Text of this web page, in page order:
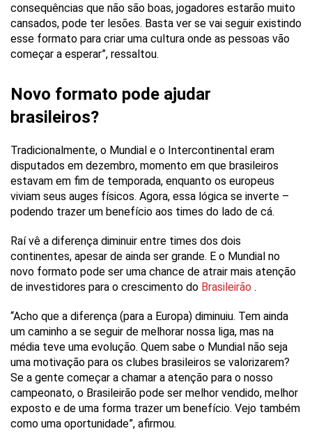
consequências que não são boas, jogadores estarão muito
cansados, pode ter lesões. Basta ver se vai seguir existindo
esse formato para criar uma cultura onde as pessoas vão
começar a esperar”, ressaltou.
Novo formato pode ajudar
brasileiros?
Tradicionalmente, o Mundial e o Intercontinental eram
disputados em dezembro, momento em que brasileiros
estavam em fim de temporada, enquanto os europeus
viviam seus auges físicos. Agora, essa lógica se inverte –
podendo trazer um benefício aos times do lado de cá.
Raí vê a diferença diminuir entre times dos dois
continentes, apesar de ainda ser grande. E o Mundial no
novo formato pode ser uma chance de atrair mais atenção
de investidores para o crescimento do Brasileirão .
“Acho que a diferença (para a Europa) diminuiu. Tem ainda
um caminho a se seguir de melhorar nossa liga, mas na
média teve uma evolução. Quem sabe o Mundial não seja
uma motivação para os clubes brasileiros se valorizarem?
Se a gente começar a chamar a atenção para o nosso
campeonato, o Brasileirão pode ser melhor vendido, melhor
exposto e de uma forma trazer um benefício. Vejo também
como uma oportunidade”, afirmou.